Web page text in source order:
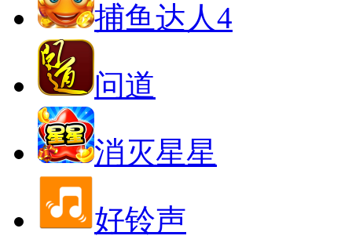
捕鱼达人4
问道
消灭星星
好铃声